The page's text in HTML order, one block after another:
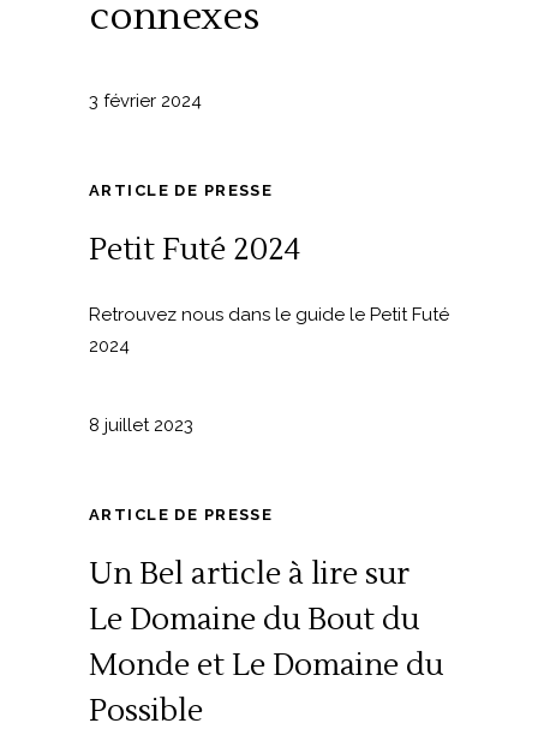
connexes
3 février 2024
ARTICLE DE PRESSE
Petit Futé 2024
Retrouvez nous dans le guide le Petit Futé
2024
8 juillet 2023
ARTICLE DE PRESSE
Un Bel article à lire sur
Le Domaine du Bout du
Monde et Le Domaine du
Possible